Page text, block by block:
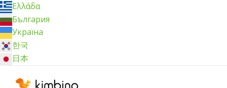
Ελλάδα
България
Україна
한국
日本